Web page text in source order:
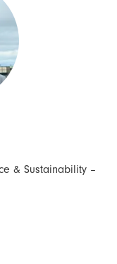
& Sustainability –